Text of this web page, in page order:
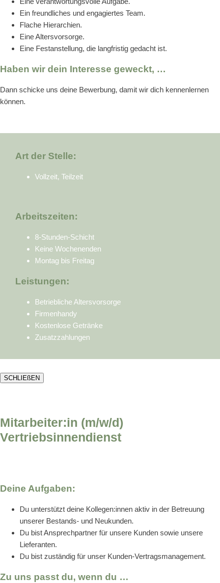
Ein freundliches und engagiertes Team.
Flache Hierarchien.
Eine Altersvorsorge.
Eine Festanstellung, die langfristig gedacht ist.
Haben wir dein Interesse geweckt, …
Dann schicke uns deine Bewerbung, damit wir dich kennenlernen
können.
Art der Stelle:
Vollzeit, Teilzeit
Arbeitszeiten:
8-Stunden-Schicht
Keine Wochenenden
Montag bis Freitag
Leistungen:
Betriebliche Altersvorsorge
Firmenhandy
Kostenlose Getränke
Zusatzzahlungen
SCHLIEßEN
Mitarbeiter:in (m/w/d)
Vertriebsinnendienst
Deine Aufgaben:
Du unterstützt deine Kollegen:innen aktiv in der Betreuung
unserer Bestands- und Neukunden.
Du bist Ansprechpartner für unsere Kunden sowie unsere
Lieferanten.
Du bist zuständig für unser Kunden-Vertragsmanagement.
Zu uns passt du, wenn du …